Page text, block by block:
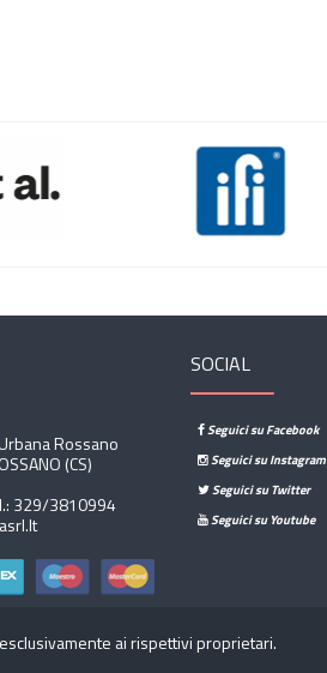
Rossano
(CS)
329/3810994
SOCIAL
Seguici su Facebook
Seguici su Instagram
Seguici su Twitter
Seguici su Youtube
ai rispettivi proprietari.